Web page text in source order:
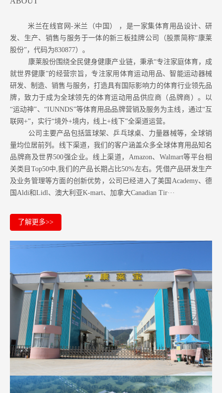
米兰在线官网-米兰（中国） ，是一家集体育用品设计、研
发、生产、销售与服务于一体的新三板挂牌公司（股票简称“康莱
股份”，代码为830877）。
康莱股份围绕全民健身健康产业链，秉承“专注家庭体育，成
就世界健康”的经营宗旨，专注家用体育运动用品、智能运动器械
研发、制造、销售与服务，打造具有国际影响力的体育行业领先品
牌，致力于成为全球领先的体育运动用品供应商（品牌商）。以
“运动神”、“IUNNDS”等体育用品品牌营销及服务为主线，通过“互
联网+”，实行“境外+境内，线上+线下”全渠道运营。
公司主要产品包括篮球架、乒乓球桌、力量器械等，全球销
量均位居前列。 线下渠道，我们的客户涵盖众多全球体育用品知名
品牌商及世界500强企业。 线上渠道，Amazon、Walmart等平台相
关类目Top50中,我们的产品长期占比50%左右。凭借产品研发生产
及业务管理等方面的创新优势，公司已经进入了美国Academy、德
国Aldi和Lidl、澳大利亚K-mart、加拿大Canadian Tir···
了解更多>>